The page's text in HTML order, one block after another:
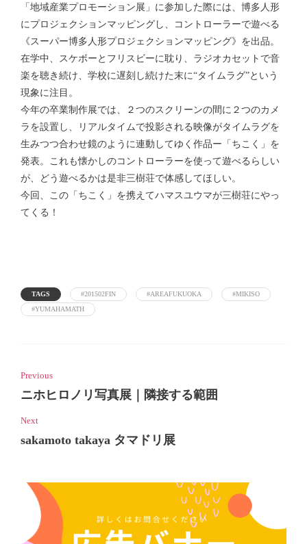
「地域産業プロモーション展」に参加した際には、博多人形
にプロジェクションマッピングし、コントローラーで遊べる
《スーパー博多人形プロジェクションマッピング》を出品。
在学中、スケボーとフリスビーに耽り、ラジオカセットで音
楽を聴き続け、学校に遅刻し続けた末に“タイムラグ”という
現象に注目。
今年の卒業制作展では、２つのスクリーンの間に２つのカメ
ラを設置し、リアルタイムで投影される映像がタイムラグを
生みつつ合わせ鏡のように連動してゆく作品ー「ちこく」を
発表。これも懐かしのコントローラーを使って遊べるらしい
が、どう遊べるかは是非三樹荘で体感してほしい。
今回、この「ちこく」を携えてハマスユウマが三樹荘にやっ
てくる！
TAGS #201502FIN #AREAFUKUOKA
#MIKISO
#YUMAHAMATH
Previous
ニホヒロノリ写真展｜隣接する範囲
Next
sakamoto takaya タマドリ展